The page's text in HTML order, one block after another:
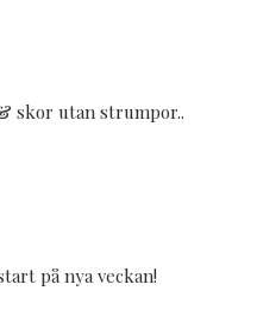
skor utan strumpor..
på nya veckan!